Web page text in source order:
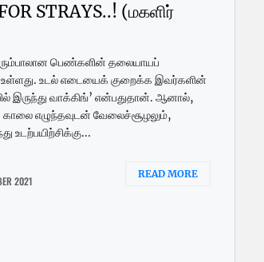
STRAYS..! (மகளிர்
பெண்களின் தலையாயப்
உள்ளது. உடல் எடையைக் குறைக்க இவர்களின்
இருந்து வாக்கிங்’ என்பதுதான். ஆனால்,
காலை எழுந்தவுடன் வேலைச்சூழலும்,
உடற்பயிற்சிக்கு...
2021
READ MORE